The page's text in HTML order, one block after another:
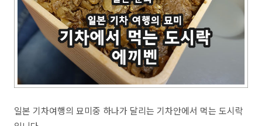
일본 기차여행의 묘미중 하나가 달리는 기차안에서 먹는 도시락